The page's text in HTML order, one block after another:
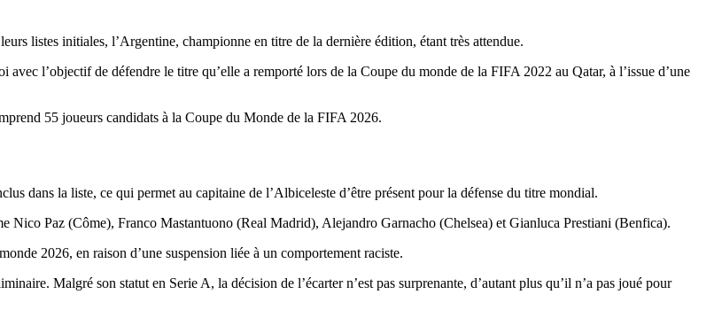
listes initiales, l’Argentine, championne en titre de la dernière édition, étant très attendue.
l’objectif de défendre le titre qu’elle a remporté lors de la Coupe du monde de la FIFA 2022 au Qatar, à l’issue d’une
55 joueurs candidats à la Coupe du Monde de la FIFA 2026.
dans la liste, ce qui permet au capitaine de l’Albiceleste d’être présent pour la défense du titre mondial.
Nico Paz (Côme), Franco Mastantuono (Real Madrid), Alejandro Garnacho (Chelsea) et Gianluca Prestiani (Benfica).
2026, en raison d’une suspension liée à un comportement raciste.
Malgré son statut en Serie A, la décision de l’écarter n’est pas surprenante, d’autant plus qu’il n’a pas joué pour